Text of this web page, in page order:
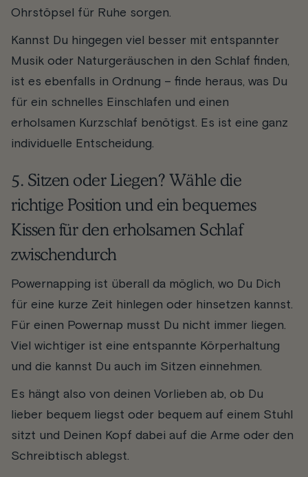
Ohrstöpsel für Ruhe sorgen.
Kannst Du hingegen viel besser mit entspannter
Musik oder Naturgeräuschen in den Schlaf finden,
ist es ebenfalls in Ordnung – finde heraus, was Du
für ein schnelles Einschlafen und einen
erholsamen Kurzschlaf benötigst. Es ist eine ganz
individuelle Entscheidung.
5. Sitzen oder Liegen? Wähle die
richtige Position und ein bequemes
Kissen für den erholsamen Schlaf
zwischendurch
Powernapping ist überall da möglich, wo Du Dich
für eine kurze Zeit hinlegen oder hinsetzen kannst.
Für einen Powernap musst Du nicht immer liegen.
Viel wichtiger ist eine entspannte Körperhaltung
und die kannst Du auch im Sitzen einnehmen.
Es hängt also von deinen Vorlieben ab, ob Du
lieber bequem liegst oder bequem auf einem Stuhl
sitzt und Deinen Kopf dabei auf die Arme oder den
Schreibtisch ablegst.